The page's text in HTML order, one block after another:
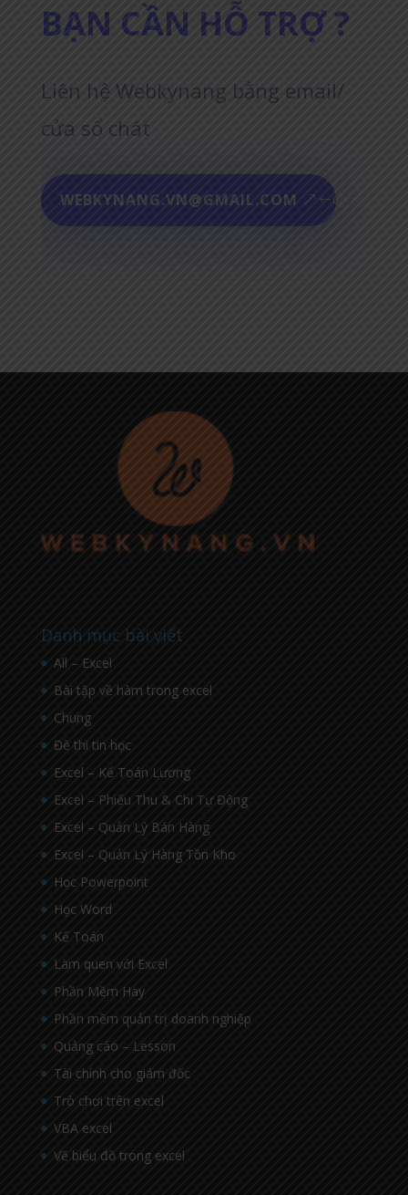
BẠN CẦN HỖ TRỢ ?
Liên hệ Webkynang bằng email/
cửa sổ chát
WEBKYNANG.VN@GMAIL.COM
Danh mục bài viết
All – Excel
Bài tập về hàm trong excel
Chung
Đề thi tin học
Excel – Kế Toán Lương
Excel – Phiếu Thu & Chi Tự Động
Excel – Quản Lý Bán Hàng
Excel – Quản Lý Hàng Tồn Kho
Học Powerpoint
Học Word
Kế Toán
Làm quen với Excel
Phần Mềm Hay
Phần mềm quản trị doanh nghiệp
Quảng cáo – Lesson
Tài chính cho giám đốc
Trò chơi trên excel
VBA excel
Vẽ biểu đồ trong excel